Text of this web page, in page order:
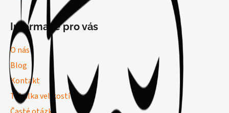
Informace pro vás
O nás
Blog
Kontakt
Tabulka velikostí